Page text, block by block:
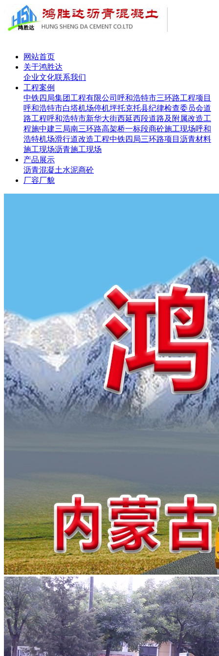
网站首页
关于鸿胜达
企业文化联系我们
工程案例
中铁四局集团工程有限公司呼和浩特市三环路工程项目
呼和浩特市白塔机场停机坪托克托县纪律检查委员会道
路工程呼和浩特市新华大街西延西段道路及附属改造工
程施中建三局南三环路高架桥一标段商砼施工现场呼和
浩特机场滑行道改造工程中铁四局三环路项目 沥青材料
施工现场沥青施工现场
产品展示
沥青混凝土水泥商砼
厂容厂貌